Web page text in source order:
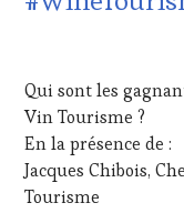
WINE
TOURISM
TOUR
MOVIE,
2024
Qui sont les
Vin Tourisme ?
En la présence de :
Jacques Chibois,
Tourisme